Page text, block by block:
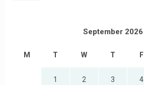
September 2026
M T W T F
1 2 3 4